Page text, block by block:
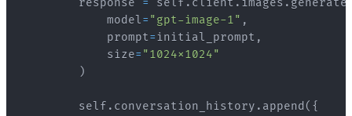
        response
= self . client . images . generate
            model
= "gpt-image-1" ,
            prompt
=initial_prompt ,
            size
= "1024x1024"
)
        self
. conversation_history . append ( {